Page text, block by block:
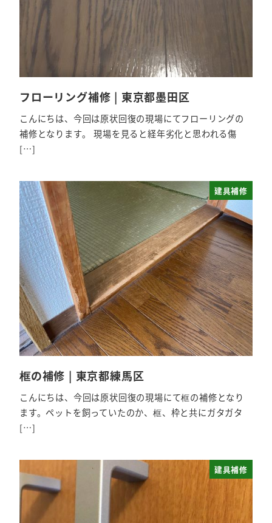
フローリング補修 | 東京都墨田区
こんにちは、今回は原状回復の現場にてフローリングの
補修となります。 現場を見ると経年劣化と思われる傷
[…]
建具補修
框の補修 | 東京都練馬区
こんにちは、今回は原状回復の現場にて框の補修となり
ます。ペットを飼っていたのか、框、枠と共にガタガタ
[…]
建具補修